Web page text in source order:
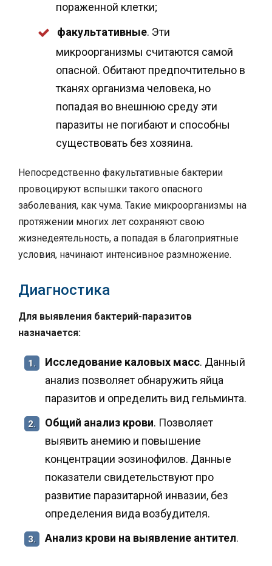
пораженной клетки;
факультативные. Эти
микроорганизмы считаются самой
опасной. Обитают предпочтительно в
тканях организма человека, но
попадая во внешнюю среду эти
паразиты не погибают и способны
существовать без хозяина.
Непосредственно факультативные бактерии
провоцируют вспышки такого опасного
заболевания, как чума. Такие микроорганизмы на
протяжении многих лет сохраняют свою
жизнедеятельность, а попадая в благоприятные
условия, начинают интенсивное размножение.
Диагностика
Для выявления бактерий-паразитов
назначается:
1. Исследование каловых масс. Данный
анализ позволяет обнаружить яйца
паразитов и определить вид гельминта.
2. Общий анализ крови. Позволяет
выявить анемию и повышение
концентрации эозинофилов. Данные
показатели свидетельствуют про
развитие паразитарной инвазии, без
определения вида возбудителя.
3. Анализ крови на выявление антител.